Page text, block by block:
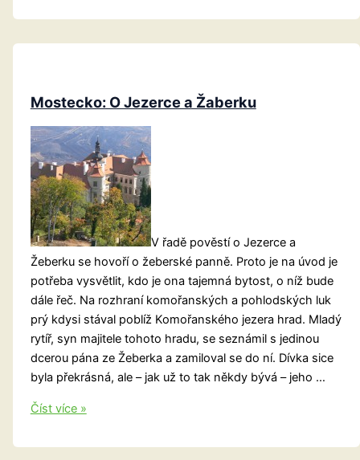
hora
Mostecko: O Jezerce a Žaberku
V řadě pověstí o Jezerce a
Žeberku se hovoří o žeberské panně. Proto je na úvod je
potřeba vysvětlit, kdo je ona tajemná bytost, o níž bude
dále řeč. Na rozhraní komořanských a pohlodských luk
prý kdysi stával poblíž Komořanského jezera hrad. Mladý
rytíř, syn majitele tohoto hradu, se seznámil s jedinou
dcerou pána ze Žeberka a zamiloval se do ní. Dívka sice
byla překrásná, ale – jak už to tak někdy bývá – jeho …
Mostecko:
Jezerce
Číst více »